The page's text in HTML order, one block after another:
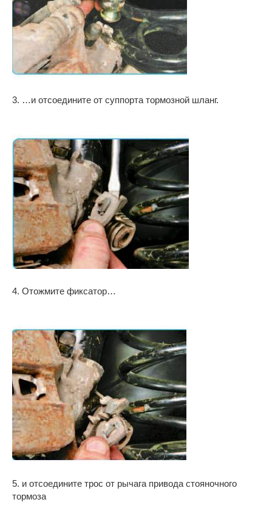
3. …и отсоедините от суппорта тормозной шланг.
4. Отожмите фиксатор…
5. и отсоедините трос от рычага привода стояночного
тормоза